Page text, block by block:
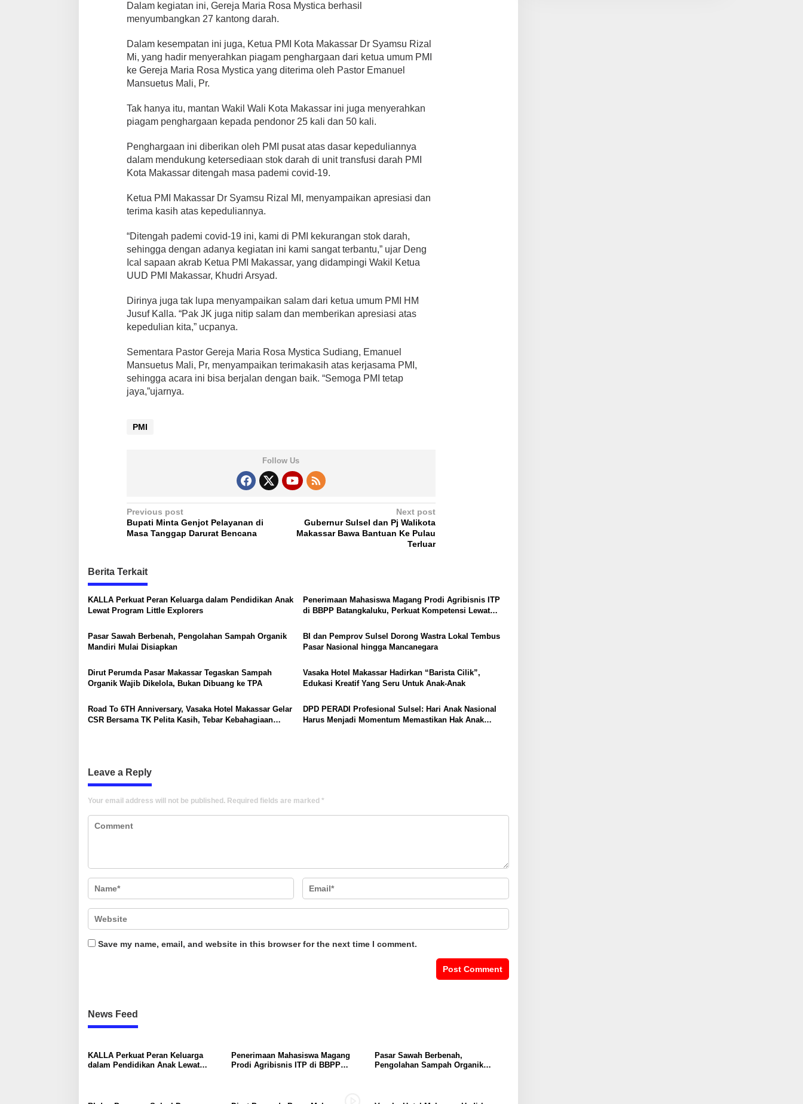
k
a
s
r
S
e
a
k
n
P
i
a
m
e
n
h
a
g
a
n
K
k
e
R
s
a
c
a
Dalam kegiatan ini, Gereja Maria Rosa Mystica berhasil
menyumbangkan 27 kantong darah.
Dalam kesempatan ini juga, Ketua PMI Kota Makassar Dr Syamsu Rizal
Mi, yang hadir menyerahkan piagam penghargaan dari ketua umum PMI
ke Gereja Maria Rosa Mystica yang diterima oleh Pastor Emanuel
Mansuetus Mali, Pr.
Tak hanya itu, mantan Wakil Wali Kota Makassar ini juga menyerahkan
piagam penghargaan kepada pendonor 25 kali dan 50 kali.
Penghargaan ini diberikan oleh PMI pusat atas dasar kepeduliannya
dalam mendukung ketersediaan stok darah di unit transfusi darah PMI
Kota Makassar ditengah masa pademi covid-19.
Ketua PMI Makassar Dr Syamsu Rizal MI, menyampaikan apresiasi dan
terima kasih atas kepeduliannya.
“Ditengah pademi covid-19 ini, kami di PMI kekurangan stok darah,
sehingga dengan adanya kegiatan ini kami sangat terbantu,” ujar Deng
Ical sapaan akrab Ketua PMI Makassar, yang didampingi Wakil Ketua
UUD PMI Makassar, Khudri Arsyad.
Dirinya juga tak lupa menyampaikan salam dari ketua umum PMI HM
Jusuf Kalla. “Pak JK juga nitip salam dan memberikan apresiasi atas
kepedulian kita,” ucpanya.
Sementara Pastor Gereja Maria Rosa Mystica Sudiang, Emanuel
Mansuetus Mali, Pr, menyampaikan terimakasih atas kerjasama PMI,
sehingga acara ini bisa berjalan dengan baik. “Semoga PMI tetap
jaya,”ujarnya.
PMI
Follow Us
P
o
t
n
a
v
i
g
t
o
Previous post
Bupati Minta Genjot Pelayanan di
Masa Tanggap Darurat Bencana
Next post
Gubernur Sulsel dan Pj Walikota
Makassar Bawa Bantuan Ke Pulau
Terluar
Berita Terkait
KALLA Perkuat Peran Keluarga dalam Pendidikan Anak
Lewat Program Little Explorers
Penerimaan Mahasiswa Magang Prodi Agribisnis ITP
di BBPP Batangkaluku, Perkuat Kompetensi Lewat
Pasar Sawah Berbenah, Pengolahan Sampah Organik
Mandiri Mulai Disiapkan
BI dan Pemprov Sulsel Dorong Wastra Lokal Tembus
Pasar Nasional hingga Mancanegara
Dirut Perumda Pasar Makassar Tegaskan Sampah
Organik Wajib Dikelola, Bukan Dibuang ke TPA
Vasaka Hotel Makassar Hadirkan “Barista Cilik”,
Edukasi Kreatif Yang Seru Untuk Anak-Anak
Road To 6TH Anniversary, Vasaka Hotel Makassar Gelar
CSR Bersama TK Pelita Kasih, Tebar Kebahagiaan
DPD PERADI Profesional Sulsel: Hari Anak Nasional
Harus Menjadi Momentum Memastikan Hak Anak
Leave a Reply
Your email address will not be published. Required fields are marked *
Save my name, email, and website in this browser for the next time I comment.
News Feed
KALLA Perkuat Peran Keluarga
dalam Pendidikan Anak Lewat
Penerimaan Mahasiswa Magang
Prodi Agribisnis ITP di BBPP
Pasar Sawah Berbenah,
Pengolahan Sampah Organik